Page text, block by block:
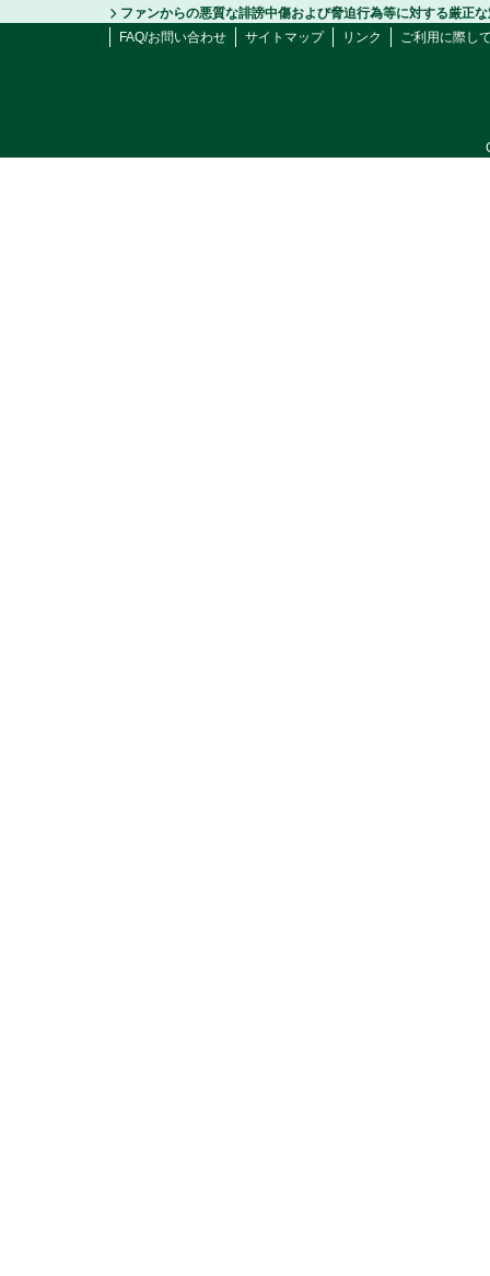
ファンからの悪質な誹謗中傷および脅迫行為等に対する厳正
FAQ/お問い合わせ
サイトマップ リンク ご利用に際し